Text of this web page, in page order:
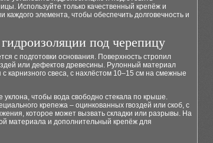
Используйте только качественный крепёж и
элемента, чтобы обеспечить долговечность и
под черепицу
с подготовки основания. Поверхность стропил
или дефектов древесины. Рулонный материал
карнизного свеса, с нахлёстом 10–15 см на смежные
уклона, чтобы вода свободно стекала по крыше.
крепежа – оцинкованных гвоздей или скоб, с
которое может вызвать складки или разрывы. На
материала и дополнительный крепёж для